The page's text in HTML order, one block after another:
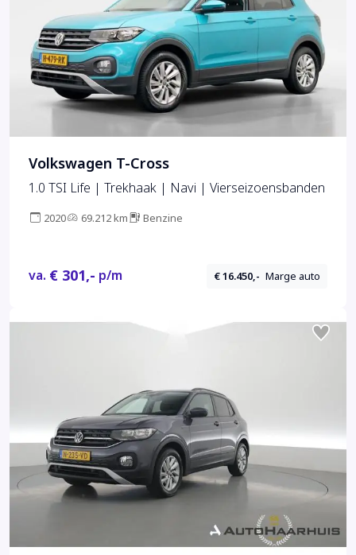
Volkswagen T-Cross
1.0 TSI Life | Trekhaak | Navi | Vierseizoensbanden
2020 69.212 km Benzine
va. € 301,- p/m € 16.450,- Marge auto